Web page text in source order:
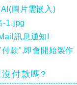
圖片需嵌入)
-1.jpg
訊息通知!
付款",即會開始製作
付款嗎?